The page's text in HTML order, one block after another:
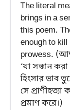
The literal
brings in a
this poem.
enough to
prowess.
‘যা সন্ধান
হিংসার ভাব
সে প্রাণীহত্যা
প্রমাণ করে।)